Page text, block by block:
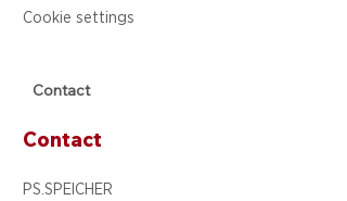
Cookie settings
Contact
Contact
PS.SPEICHER